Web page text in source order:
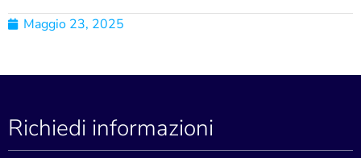
Maggio 23, 2025
Richiedi informazioni